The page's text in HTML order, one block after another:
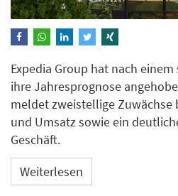
Expedia Group hat nach
ihre Jahresprognose
meldet zweistellige
und Umsatz sowie ein
Geschäft.
Weiterlesen